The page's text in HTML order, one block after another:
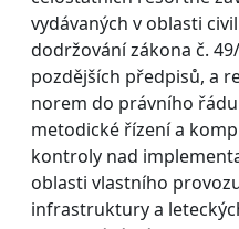
vydávaných v oblasti
dodržování zákona č.
pozdějších předpisů, a
norem do právního
metodické řízení a
kontroly nad
oblasti vlastního
infrastruktury a